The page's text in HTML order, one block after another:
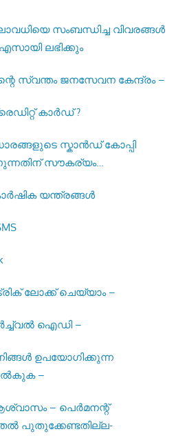
സംബന്ധിച്ച വിവരങ്ങള്‍
ലഭിക്കും
സ്വന്തം ജനസേവന കേന്ദ്രം –
കാർഡ് ?
സ്കാന്‍ഡ് കോപ്പി
സൗകര്യം
യന്ത്രങ്ങൾ
ലോക്ക് ചെയ്യാം –
ഐഡി –
ഉപയോഗിക്കുന്ന
–
– പെർമനന്റ്
മുതൽ പുതുക്കേണ്ടതില്ല-